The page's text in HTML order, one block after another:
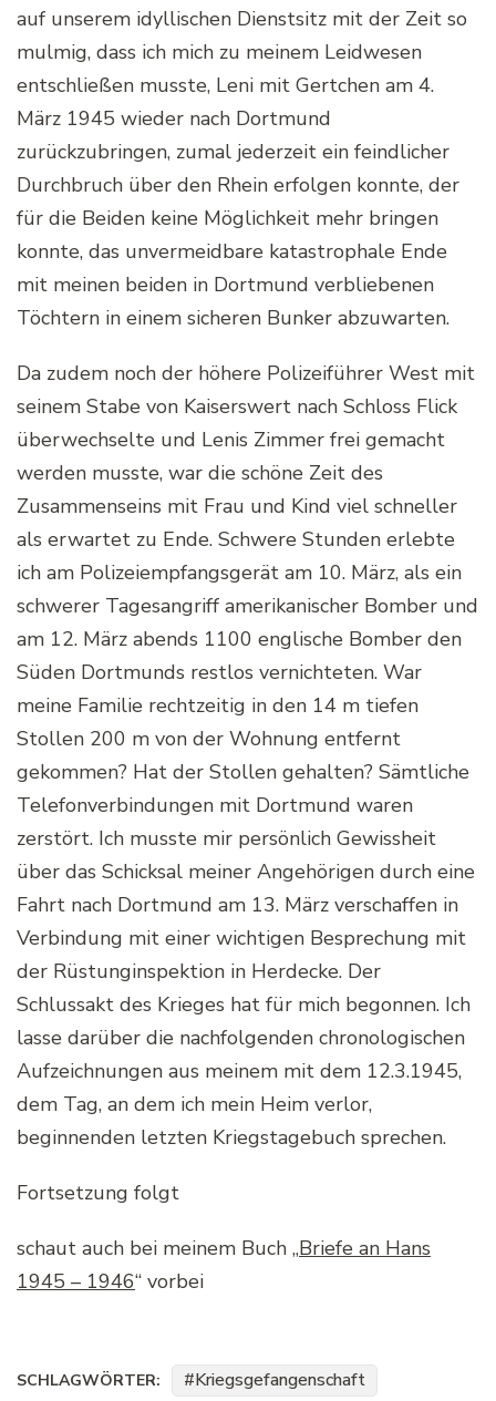
auf unserem idyllischen Dienstsitz mit der Zeit so
mulmig, dass ich mich zu meinem Leidwesen
entschließen musste, Leni mit Gertchen am 4.
März 1945 wieder nach Dortmund
zurückzubringen, zumal jederzeit ein feindlicher
Durchbruch über den Rhein erfolgen konnte, der
für die Beiden keine Möglichkeit mehr bringen
konnte, das unvermeidbare katastrophale Ende
mit meinen beiden in Dortmund verbliebenen
Töchtern in einem sicheren Bunker abzuwarten.
Da zudem noch der höhere Polizeiführer West mit
seinem Stabe von Kaiserswert nach Schloss Flick
überwechselte und Lenis Zimmer frei gemacht
werden musste, war die schöne Zeit des
Zusammenseins mit Frau und Kind viel schneller
als erwartet zu Ende. Schwere Stunden erlebte
ich am Polizeiempfangsgerät am 10. März, als ein
schwerer Tagesangriff amerikanischer Bomber und
am 12. März abends 1100 englische Bomber den
Süden Dortmunds restlos vernichteten. War
meine Familie rechtzeitig in den 14 m tiefen
Stollen 200 m von der Wohnung entfernt
gekommen? Hat der Stollen gehalten? Sämtliche
Telefonverbindungen mit Dortmund waren
zerstört. Ich musste mir persönlich Gewissheit
über das Schicksal meiner Angehörigen durch eine
Fahrt nach Dortmund am 13. März verschaffen in
Verbindung mit einer wichtigen Besprechung mit
der Rüstunginspektion in Herdecke. Der
Schlussakt des Krieges hat für mich begonnen. Ich
lasse darüber die nachfolgenden chronologischen
Aufzeichnungen aus meinem mit dem 12.3.1945,
dem Tag, an dem ich mein Heim verlor,
beginnenden letzten Kriegstagebuch sprechen.
Fortsetzung folgt
schaut auch bei meinem Buch „Briefe an Hans
1945 – 1946“ vorbei
SCHLAGWÖRTER:
Kriegsgefangenschaft